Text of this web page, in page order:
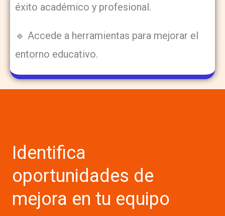
éxito académico y profesional.
🔹 Accede a herramientas para mejorar el
entorno educativo.
Identifica
oportunidades de
mejora en tu equipo